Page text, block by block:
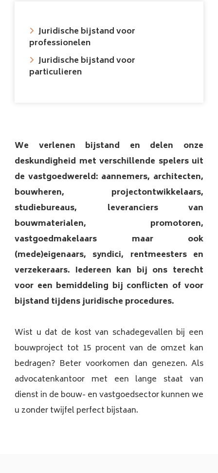
Juridische bijstand voor
professionelen
Juridische bijstand voor
particulieren
We verlenen bijstand en delen onze
deskundigheid met verschillende spelers uit
de vastgoedwereld: aannemers, architecten,
bouwheren, projectontwikkelaars,
studiebureaus, leveranciers van
bouwmaterialen, promotoren,
vastgoedmakelaars maar ook
(mede)eigenaars, syndici, rentmeesters en
verzekeraars. Iedereen kan bij ons terecht
voor een bemiddeling bij conflicten of voor
bijstand tijdens juridische procedures.
Wist u dat de kost van schadegevallen bij een
bouwproject tot 15 procent van de omzet kan
bedragen? Beter voorkomen dan genezen. Als
advocatenkantoor met een lange staat van
dienst in de bouw- en vastgoedsector kunnen we
u zonder twijfel perfect bijstaan.